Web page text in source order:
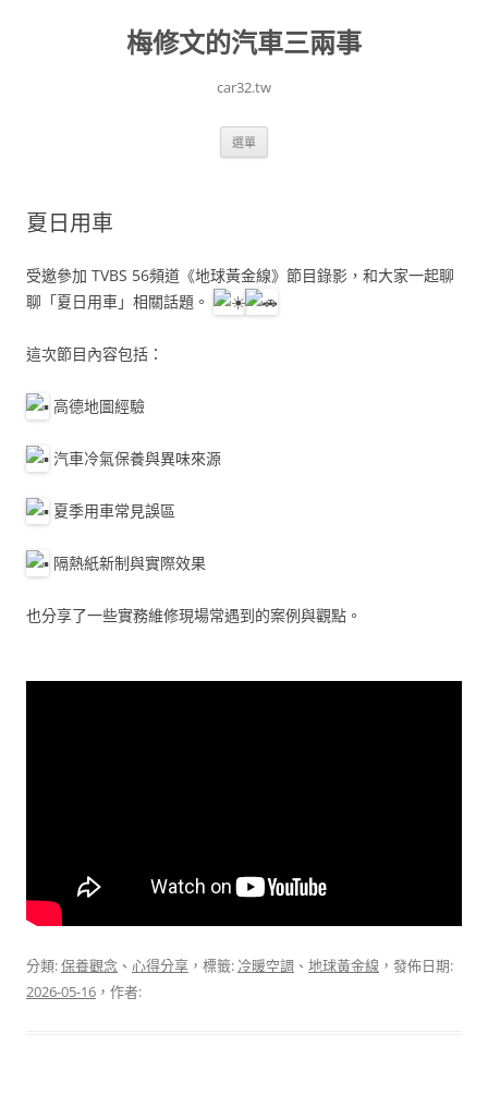
梅修文的汽車三兩事
car32.tw
選單
夏日用車
受邀參加 TVBS 56頻道《地球黃金線》節目錄影，和大家一起聊
聊「夏日用車」相關話題。
這次節目內容包括：
高德地圖經驗
汽車冷氣保養與異味來源
夏季用車常見誤區
隔熱紙新制與實際效果
也分享了一些實務維修現場常遇到的案例與觀點。
分類:保養觀念 、 心得分享 ，標籤: 冷暖空調 、 地球黃金線 ，發佈日期:
2026-05-16 ，作者: